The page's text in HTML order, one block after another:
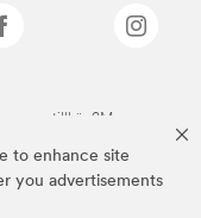
to enhance site
you advertisements
som tillhör 3M.